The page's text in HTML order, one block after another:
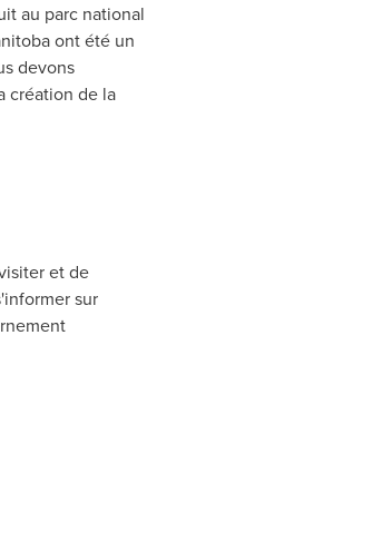
au parc national
ont été un
devons
création de la
et de
sur